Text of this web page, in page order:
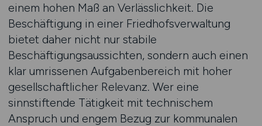
einem hohen Maß an Verlässlichkeit. Die
Beschäftigung in einer Friedhofsverwaltung
bietet daher nicht nur stabile
Beschäftigungsaussichten, sondern auch einen
klar umrissenen Aufgabenbereich mit hoher
gesellschaftlicher Relevanz. Wer eine
sinnstiftende Tätigkeit mit technischem
Anspruch und engem Bezug zur kommunalen